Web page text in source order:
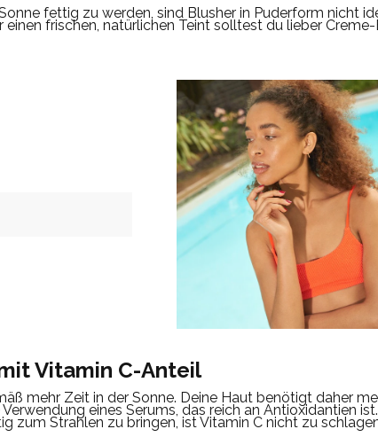
fettig zu werden, sind Blusher in Puderform nicht
einen frischen, natürlichen Teint solltest du lieber
Vitamin C-Anteil
mehr Zeit in der Sonne. Deine Haut benötigt daher
eines Serums, das reich an Antioxidantien ist.
zum Strahlen zu bringen, ist Vitamin C nicht zu